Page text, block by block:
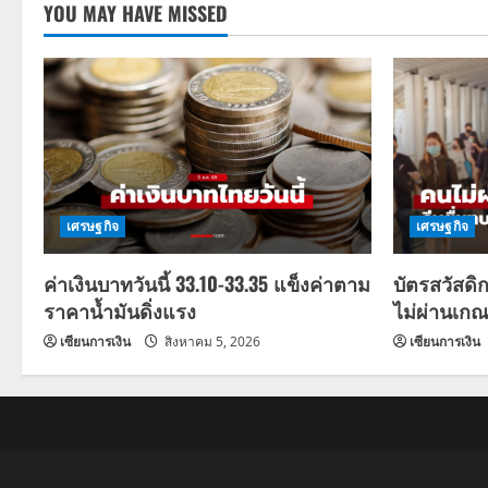
YOU MAY HAVE MISSED
เศรษฐกิจ
ค่าเงินบาทวันนี้ 33.10-33.35 แข็งค่าตาม
ราคาน้ำมันดิ่งแรง
เซียนการเงิน สิงหาคม 5, 2026
เศรษฐกิจ
บัตรสวัสดิ
ไม่ผ่านเก
เซียนการเงิน